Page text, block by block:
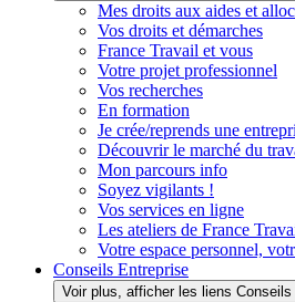
Mes droits aux aides et
Vos droits et démarches
France Travail et vous
Votre projet professionnel
Vos recherches
En formation
Je crée/reprends une
Découvrir le marché du
Mon parcours info
Soyez vigilants !
Vos services en ligne
Les ateliers de France
Votre espace personnel,
Conseils Entreprise
Voir plus, afficher les liens